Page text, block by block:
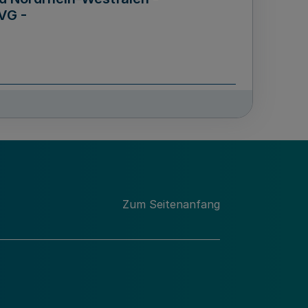
-
Männern für das Land
Zum Seitenanfang